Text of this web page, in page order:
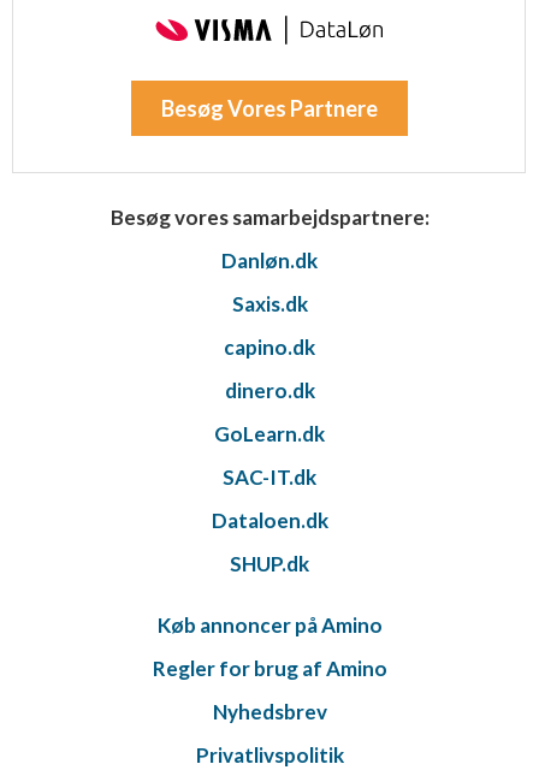
Besøg Vores Partnere
Besøg vores samarbejdspartnere:
Danløn.dk
Saxis.dk
capino.dk
dinero.dk
GoLearn.dk
SAC-IT.dk
Dataloen.dk
SHUP.dk
Køb annoncer på Amino
Regler for brug af Amino
Nyhedsbrev
Privatlivspolitik